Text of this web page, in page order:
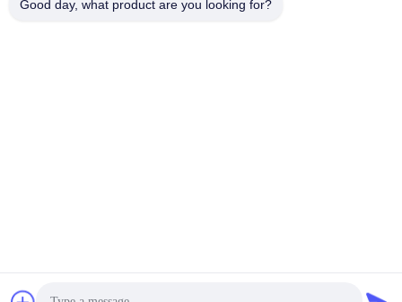
Good day, what product are you looking for?